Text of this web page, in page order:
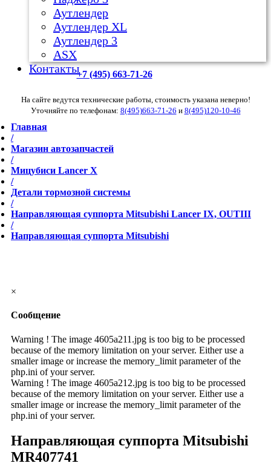
Аутлендер
Аутлендер ХL
Аутлендер 3
ASX
Контакты+7 (495) 663-71-26
На сайте ведутся технические работы, стоимость указана неверно!
Уточняйте по телефонам: 8(495)663-71-26 и 8(495)120-10-46
Главная
/
Магазин автозапчастей
/
Мицубиси Lancer X
/
Детали тормозной системы
/
Направляющая суппорта Mitsubishi Lancer IX, OUTIII
/
Направляющая суппорта Mitsubishi
×
Сообщение
Warning ! The image 4605a211.jpg is too big to be processed
because of the memory limitation on your server. Either use a
smaller image or increase the memory_limit parameter of the
php.ini of your server.
Warning ! The image 4605a212.jpg is too big to be processed
because of the memory limitation on your server. Either use a
smaller image or increase the memory_limit parameter of the
php.ini of your server.
Направляющая суппорта Mitsubishi
MR407741